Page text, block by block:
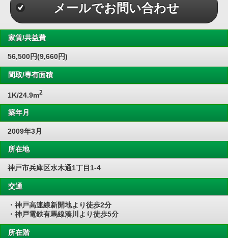
メールでお問い合わせ
家賃/共益費
56,500円(9,660円)
間取/専有面積
1K/24.9m2
築年月
2009年3月
所在地
神戸市兵庫区水木通1丁目1-4
交通
・神戸高速線新開地より徒歩2分
・神戸電鉄有馬線湊川より徒歩5分
所在階